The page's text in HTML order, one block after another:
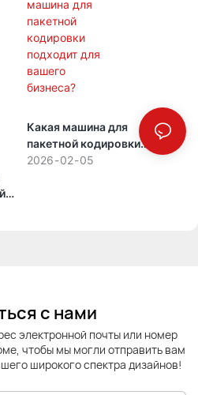
Какая машина для
пакетной кодировки
подходит для вашего
2026 02 05
с нами
электронной почты или номер
чтобы мы могли отправить вам
широкого спектра дизайнов!